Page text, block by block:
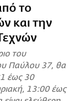
το
και την
του
Παύλου 37, θα
έως 30
13:00 έως